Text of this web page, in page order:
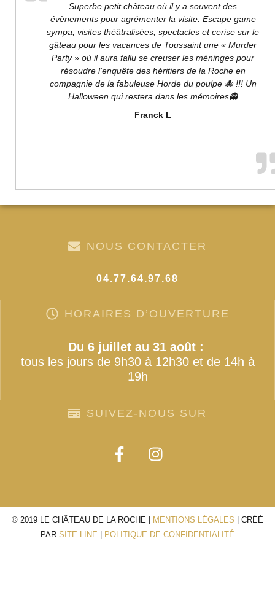
Superbe petit château où il y a souvent des
évènements pour agrémenter la visite. Escape game
sympa, visites théâtralisées, spectacles et cerise sur le
gâteau pour les vacances de Toussaint une « Murder
Party » où il aura fallu se creuser les méninges pour
résoudre l’enquête des héritiers de la Roche en
compagnie de la fabuleuse Horde du poulpe 🐙 !!! Un
Halloween qui restera dans les mémoires👻
Franck L
NOUS CONTACTER
04.77.64.97.68
HORAIRES D’OUVERTURE
Du 6 juillet au 31 août :
tous les jours de 9h30 à 12h30 et de 14h à
19h
SUIVEZ-NOUS SUR
© 2019 LE CHÂTEAU DE LA ROCHE | MENTIONS LÉGALES | CRÉÉ
PAR SITE LINE POLITIQUE DE CONFIDENTIALITÉ